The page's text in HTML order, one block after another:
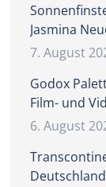
Jasmina
7. August
Godox
Film- und
6. August